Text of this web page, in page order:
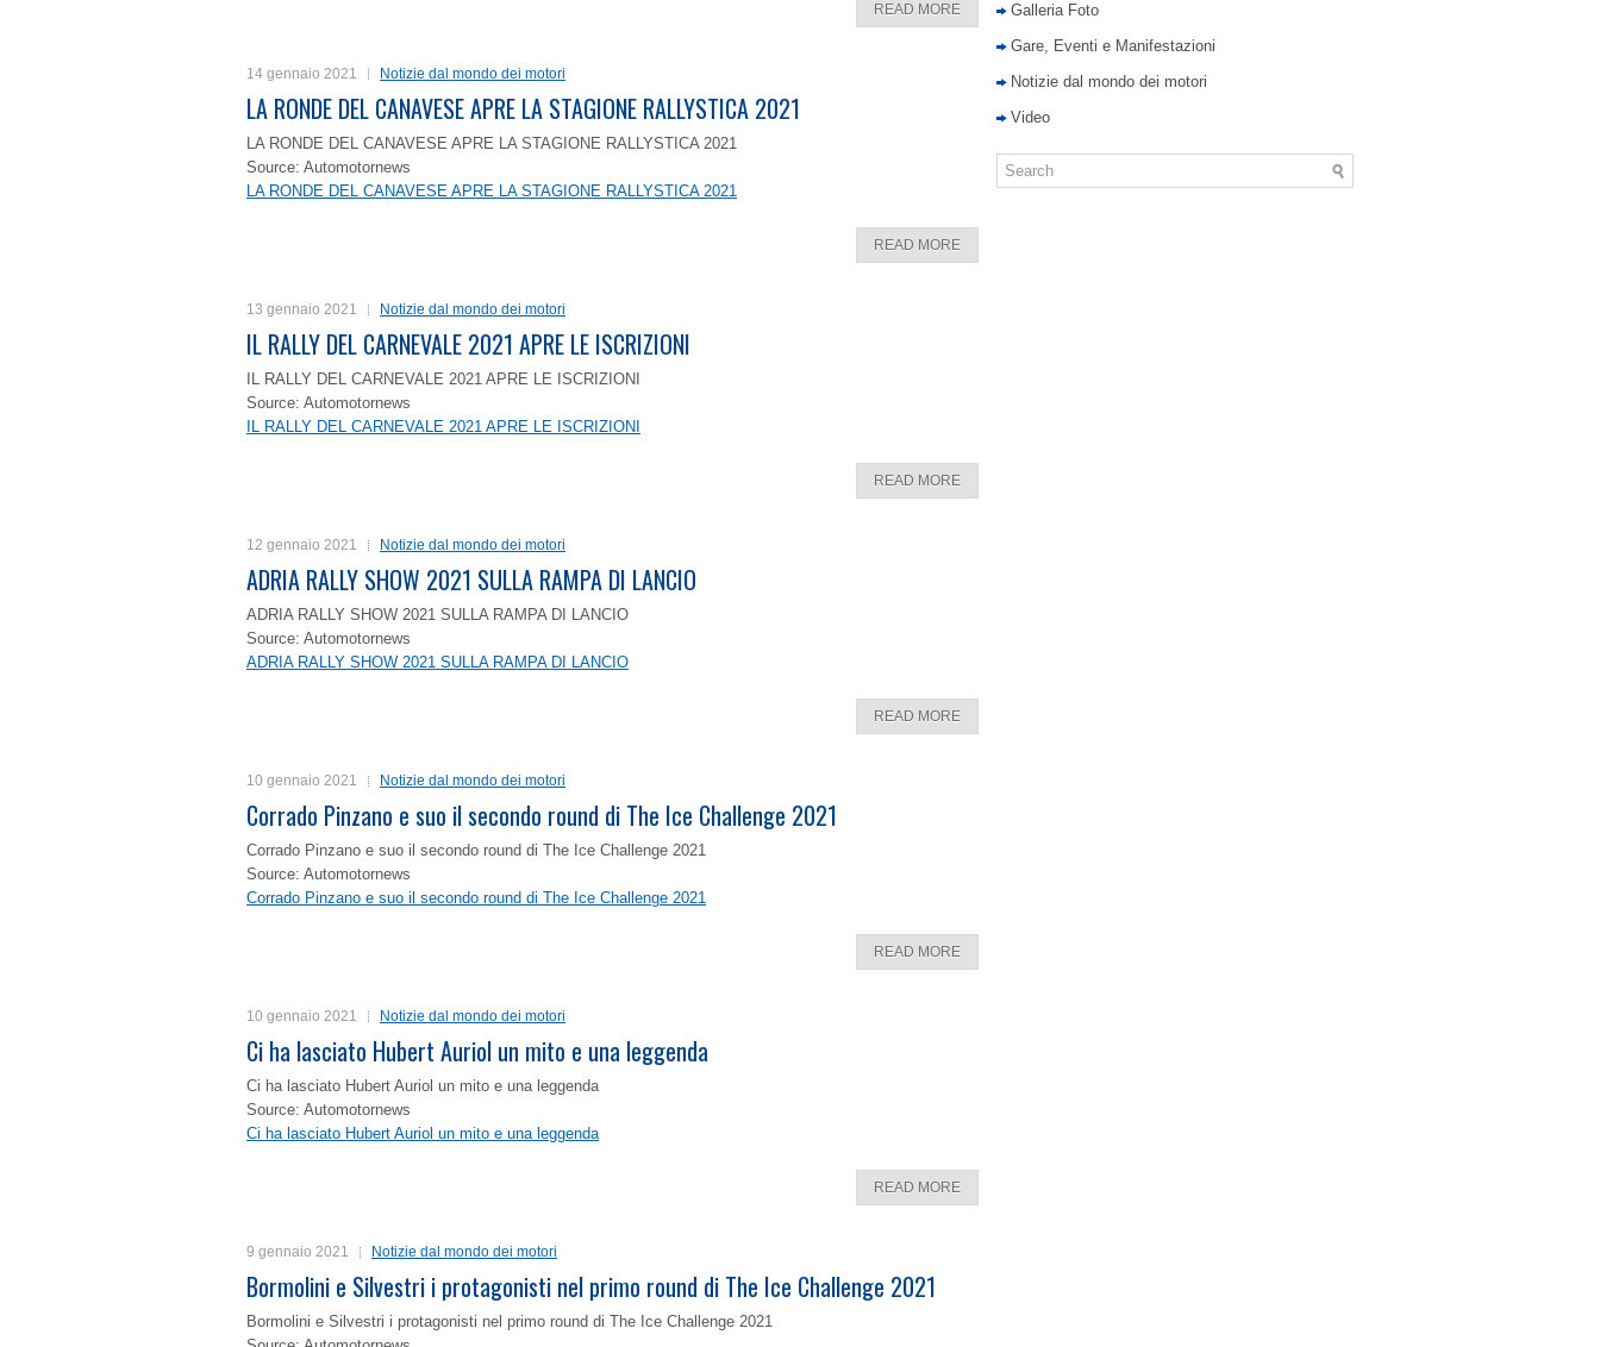
READ MORE
14 gennaio 2021 Notizie dal mondo dei motori
LA RONDE DEL CANAVESE APRE LA STAGIONE RALLYSTICA 2021
LA RONDE DEL CANAVESE APRE LA STAGIONE RALLYSTICA 2021
Source: Automotornews
LA RONDE DEL CANAVESE APRE LA STAGIONE RALLYSTICA 2021
READ MORE
13 gennaio 2021 Notizie dal mondo dei motori
IL RALLY DEL CARNEVALE 2021 APRE LE ISCRIZIONI
IL RALLY DEL CARNEVALE 2021 APRE LE ISCRIZIONI
Source: Automotornews
IL RALLY DEL CARNEVALE 2021 APRE LE ISCRIZIONI
READ MORE
12 gennaio 2021 Notizie dal mondo dei motori
ADRIA RALLY SHOW 2021 SULLA RAMPA DI LANCIO
ADRIA RALLY SHOW 2021 SULLA RAMPA DI LANCIO
Source: Automotornews
ADRIA RALLY SHOW 2021 SULLA RAMPA DI LANCIO
READ MORE
10 gennaio 2021 Notizie dal mondo dei motori
Corrado Pinzano e suo il secondo round di The Ice Challenge 2021
Corrado Pinzano e suo il secondo round di The Ice Challenge 2021
Source: Automotornews
Corrado Pinzano e suo il secondo round di The Ice Challenge 2021
READ MORE
10 gennaio 2021 Notizie dal mondo dei motori
Ci ha lasciato Hubert Auriol un mito e una leggenda
Ci ha lasciato Hubert Auriol un mito e una leggenda
Source: Automotornews
Ci ha lasciato Hubert Auriol un mito e una leggenda
READ MORE
9 gennaio 2021 Notizie dal mondo dei motori
Bormolini e Silvestri i protagonisti nel primo round di The Ice Challenge 2021
Bormolini e Silvestri i protagonisti nel primo round di The Ice Challenge 2021
Galleria Foto
Gare, Eventi e Manifestazioni
Notizie dal mondo dei motori
Video